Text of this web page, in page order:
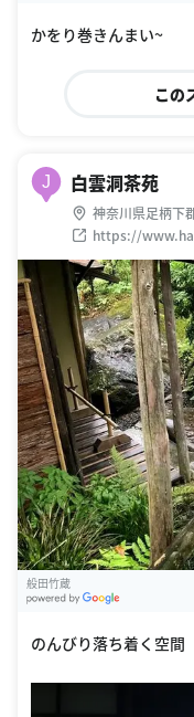
かをり巻きんまい~
この
J 白雲洞茶苑
神奈川県足柄下
https://
般田竹蔵
のんびり落ち着く空間